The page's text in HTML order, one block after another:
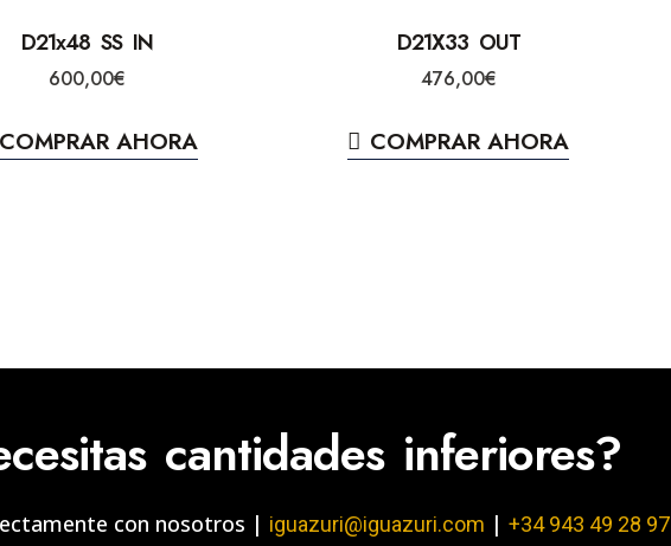
D21x48 SS IN
600,00€
COMPRAR AHORA
D21X33 OUT
476,00€
COMPRAR AHORA
cantidades inferiores?
con nosotros | iguazuri@iguazuri.com | +34 943 49 28 97